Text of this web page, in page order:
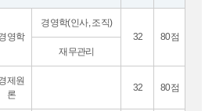
영학
경영학(인사, 조직)
32
80점
재무관리
제원
론
32 80점